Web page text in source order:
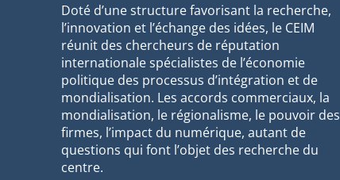
Doté d’une structure favorisant la recherche,
l’innovation et l’échange des idées, le CEIM
réunit des chercheurs de réputation
internationale spécialistes de l’économie
politique des processus d’intégration et de
mondialisation. Les accords commerciaux, la
mondialisation, le régionalisme, le pouvoir des
firmes, l’impact du numérique, autant de
questions qui font l’objet des recherche du
centre.